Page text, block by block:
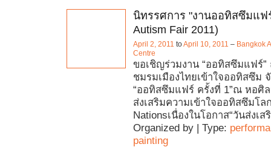
นิทรรศการ "งานออทิสซึมแฟ
Autism Fair 2011)
April 2, 2011 toApril 10, 2011 – Bangkok
Centre
ขอเชิญร่วมงาน “ออทิสซึมแฟร์
ชมรมเมืองไทยเข้าใจออทิสซึม
“ออทิสซึมแฟร์ ครั้งที่ 1”ณ หอศิ
ส่งเสริมความเข้าใจออทิสซึมโล
Nationsเนื่องในโอกาส“วันส่งเส
Organized by | Type:
painting